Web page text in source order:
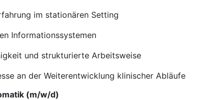
im stationären Setting
Informationssystemen
und strukturierte Arbeitsweise
an der Weiterentwicklung klinischer Abläufe
(m/w/d)